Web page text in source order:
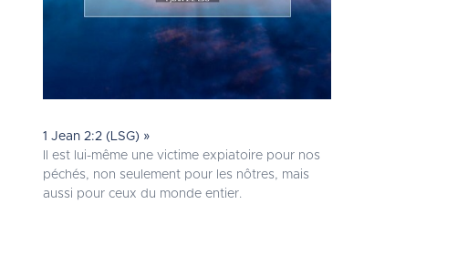
1 Jean 2:2 (LSG) »
Il est lui-même une victime expiatoire pour nos
péchés, non seulement pour les nôtres, mais
aussi pour ceux du monde entier.